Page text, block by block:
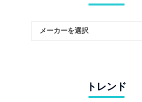
トレンド